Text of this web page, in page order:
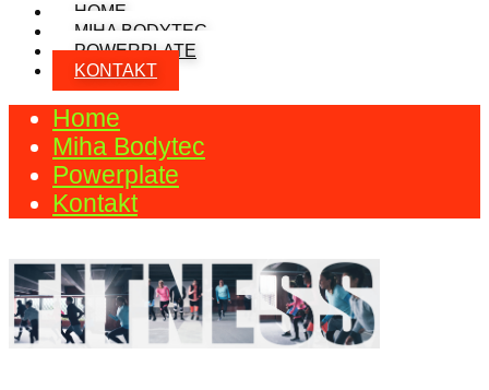
HOME
MIHA BODYTEC
POWERPLATE
KONTAKT
Home
Miha Bodytec
Powerplate
Kontakt